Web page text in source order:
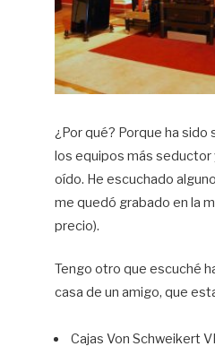
¿Por qué? Porque ha
los equipos más seductor
oído. He escuchado
me quedó grabado en la
precio).
Tengo otro que escuché
casa de un amigo, que
Cajas Von Schweikert